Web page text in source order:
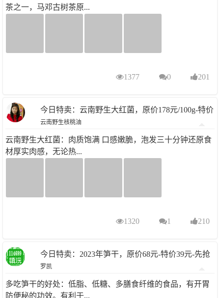
茶之一，马邓古树茶原...
201
0
1377
今日特卖：云南野生大红菌，原价178元/100g-特价
98元/100g/盒
云南野生核桃油
云南野生大红菌：肉质饱满 口感嫩脆，泡发三十分钟还原食
材厚实肉感，无论热...
210
1
1320
今日特卖：2023年笋干，原价68元-特价39元-先抢
先得..
罗凯
多吃笋干的好处：低脂、低糖、多膳食纤维的食品，有开胃
防便秘的功效。有利于...